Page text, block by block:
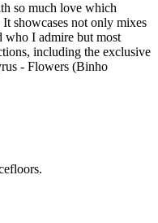
so much love which
showcases not only mixes
who I admire but most
including the exclusive
- Flowers (Binho